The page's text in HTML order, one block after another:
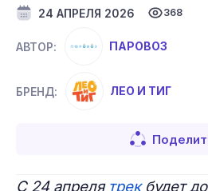
24 АПРЕЛЯ 2026 368
АВТОР: ПАРОВОЗ
БРЕНД: ЛЕО И ТИГ
С 24 апреля трекбудет